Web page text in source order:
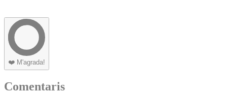
❤️ M'agrada!
Comentaris